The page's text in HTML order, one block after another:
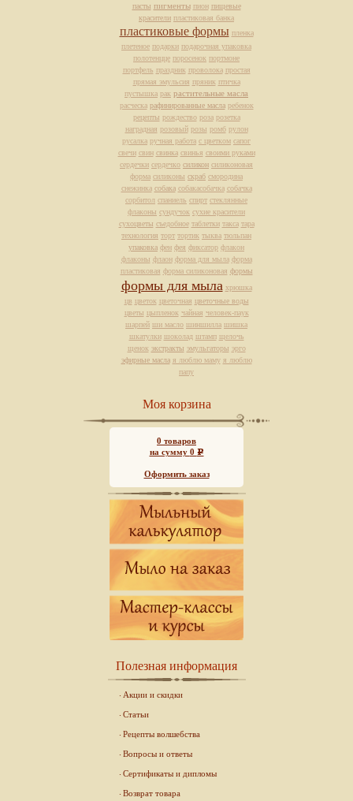
пасты пигменты пион пищевые
красители пластиковая банка
пластиковые формы пленка
плетеное подарки подарочная упаковка
полотенцце поросенок портмоне
портфель праздник проволока простая
прямая эмульсия пряник птичка
пустышка рак растительные масла
расческа рафинированные масла ребенок
рецепты рождество роза розетка
наградная розовый розы ромб рулон
русалка ручная работа с цветком сапог
свечи свин свинка свинья своими руками
сердечки сердечко силикон силиконовая
форма силиконы скраб смородина
снежинка собака собакасобачка собачка
сорбитол спаниель спирт стеклянные
флаконы сундучок сухие красители
сухоцветы съедобное таблетки такса тара
технология торт тортик тыква тюльпан
упаковка фен фея фиксатор флакон
флаконы флаон форма для мыла форма
пластиковая форма силиконовая формы
формы для мыла хрюшка
цв цветок цветочная цветочные воды
цветы цыпленок чайная человек-паук
шарпей ши масло шиншилла шишка
шкатулки шоколад штамп щелочь
щенок экстракты эмульгаторы эрго
эфирные масла я люблю маму я люблю
папу
Моя корзина
0 товаров
на сумму 0 Р
Оформить заказ
Полезная информация
Акции и скидки
Статьи
Рецепты волшебства
Вопросы и ответы
Сертификаты и дипломы
Возврат товара